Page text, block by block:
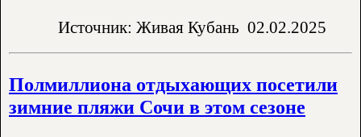
Источник: Живая Кубань 02.02.2025
Полмиллиона отдыхающих посетили
зимние пляжи Сочи в этом сезоне